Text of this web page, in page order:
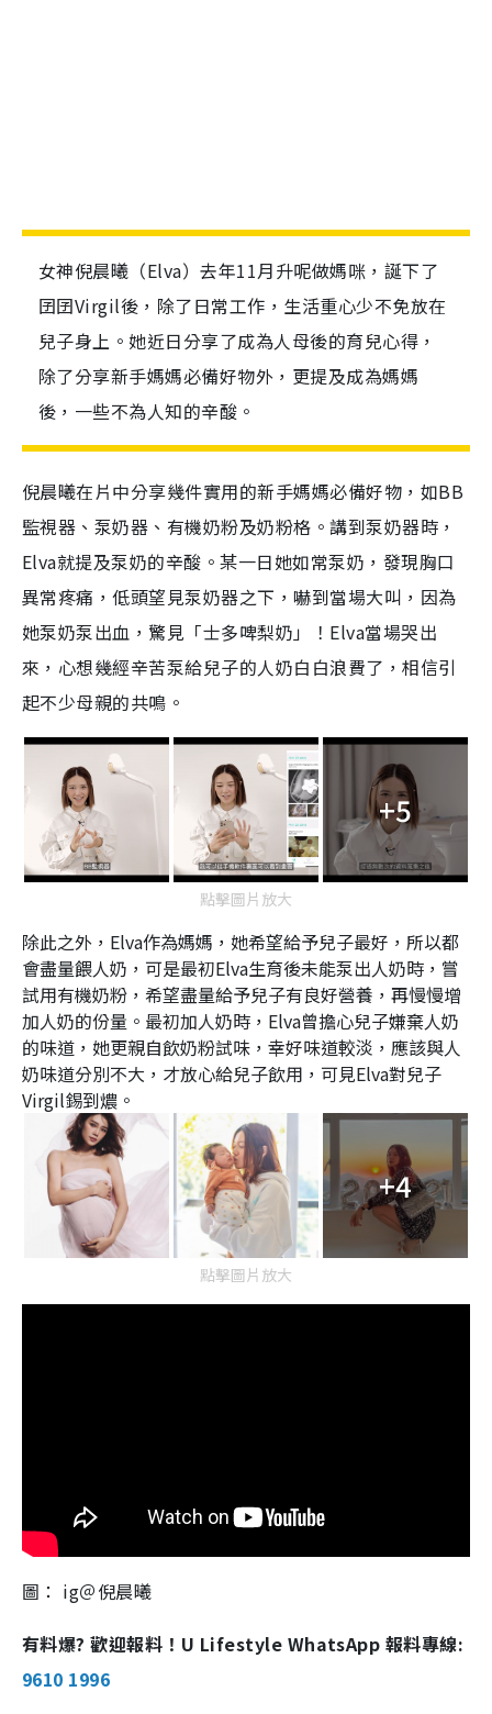
女神倪晨曦（Elva）去年11月升呢做媽咪，誕下了
囝囝Virgil後，除了日常工作，生活重心少不免放在
兒子身上。她近日分享了成為人母後的育兒心得，
除了分享新手媽媽必備好物外，更提及成為媽媽
後，一些不為人知的辛酸。
倪晨曦在片中分享幾件實用的新手媽媽必備好物，如BB
監視器、泵奶器、有機奶粉及奶粉格。講到泵奶器時，
Elva就提及泵奶的辛酸。某一日她如常泵奶，發現胸口
異常疼痛，低頭望見泵奶器之下，嚇到當場大叫，因為
她泵奶泵出血，驚見「士多啤梨奶」！Elva當場哭出
來，心想幾經辛苦泵給兒子的人奶白白浪費了，相信引
起不少母親的共鳴。
+5
點擊圖片放大
除此之外，Elva作為媽媽，她希望給予兒子最好，所以都
會盡量餵人奶，可是最初Elva生育後未能泵出人奶時，嘗
試用有機奶粉，希望盡量給予兒子有良好營養，再慢慢增
加人奶的份量。最初加人奶時，Elva曾擔心兒子嫌棄人奶
的味道，她更親自飲奶粉試味，幸好味道較淡，應該與人
奶味道分別不大，才放心給兒子飲用，可見Elva對兒子
Virgil錫到燶。
+4
點擊圖片放大
圖： ig＠倪晨曦
有料爆? 歡迎報料！U Lifestyle WhatsApp 報料專線:
9610 1996